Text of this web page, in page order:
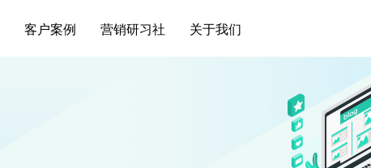
客户案例 营销研习社 关于我们